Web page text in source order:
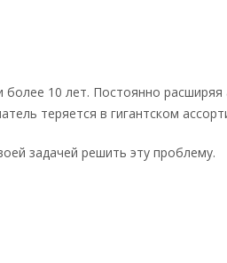
10 лет. Постоянно
теряется в гигантском
задачей решить эту проблему.